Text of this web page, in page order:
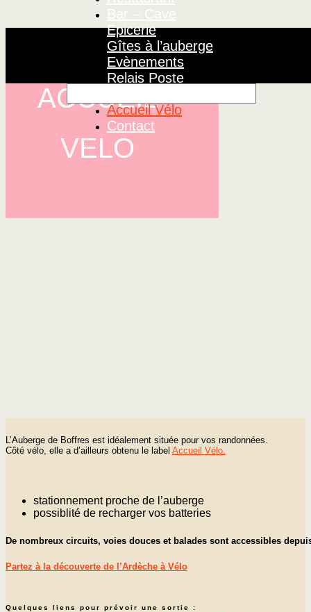
Bar – Cave
Epicerie
Gîtes à l’auberge
Evènements
Relais Poste
Accueil Vélo
Contact
ACCUEIL
VELO
L’Auberge de Boffres est idéalement située pour vos randonnées.
Côté vélo, elle a d’ailleurs obtenu le label Accueil Vélo.
stationnement proche de l’auberge
possiblité de recharger vos batteries
De nombreux circuits, voies douces et balades sont accessibles
Partez à la découverte de l’Ardèche à Vélo
Quelques liens pour prévoir une sortie :